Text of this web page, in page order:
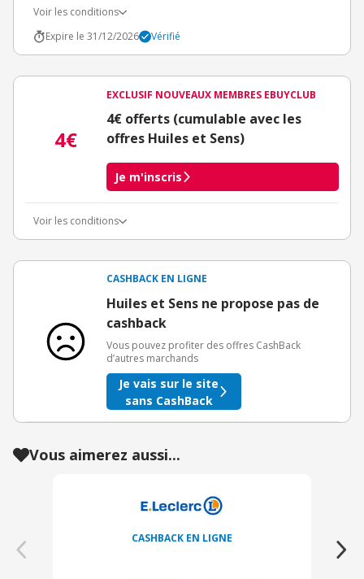
Voir les conditions
Expire le 31/12/2026
Vérifié
4€
EXCLUSIF NOUVEAUX MEMBRES EBUYCLUB
4€ offerts (cumulable avec les
offres Huiles et Sens)
Je m'inscris
Voir les conditions
3€ de bienvenue crédités immédiatement + 1€ supplémentaire
Offre réservée à une toute première inscription chez eBuyClub.
CASHBACK EN LIGNE
Huiles et Sens ne propose pas de
cashback
Vous pouvez profiter des offres CashBack
d’autres marchands
Je vais sur le site
sans CashBack
Vous aimerez aussi...
CASHBACK EN LIGNE